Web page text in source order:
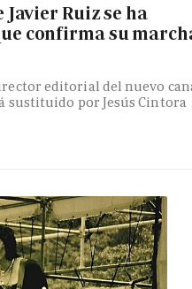
Ruiz se ha
confirma su
editorial del nuevo
sustituido por Jesús Cintora